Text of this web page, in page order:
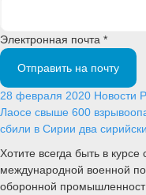
Электронная почта *
Отправить на почту
28 февраля 2020 Новости
Лаосе свыше 600
сбили в Сирии два
Хотите всегда быть в
международной военной
оборонной